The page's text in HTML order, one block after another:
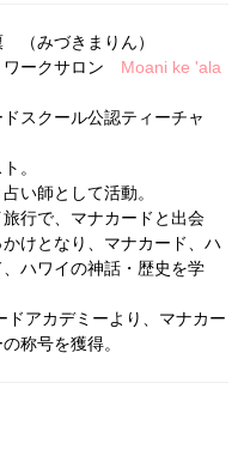
（みづきまりん）
ークサロン Moani ke 'ala
スクール公認ティーチャ
。
い師として活動。
行で、マナカードと出会
けとなり、マナカード、ハ
ハワイの神話・歴史を学
ドアカデミーより、マナカー
称号を獲得。